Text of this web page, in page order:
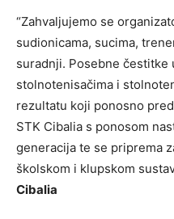
“Zahvaljujemo se
sudionicama, sucima,
suradnji. Posebne čestitke
stolnotenisačima i
rezultatu koji ponosno
STK Cibalia s ponosom
generacija te se priprema
školskom i klupskom
Cibalia